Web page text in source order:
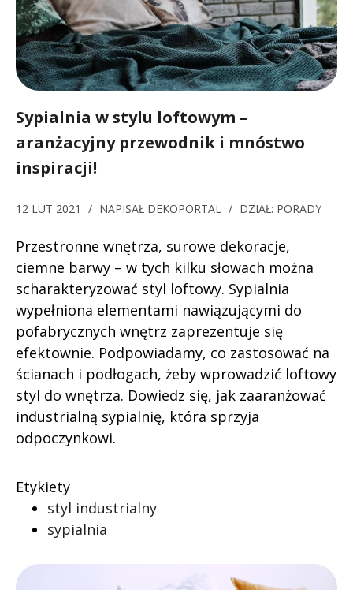
Sypialnia w stylu loftowym –
aranżacyjny przewodnik i mnóstwo
inspiracji!
12 LUT 2021 / NAPISAŁ DEKOPORTAL / DZIAŁ: PORADY
Przestronne wnętrza, surowe dekoracje,
ciemne barwy – w tych kilku słowach można
scharakteryzować styl loftowy. Sypialnia
wypełniona elementami nawiązującymi do
pofabrycznych wnętrz zaprezentuje się
efektownie. Podpowiadamy, co zastosować na
ścianach i podłogach, żeby wprowadzić loftowy
styl do wnętrza. Dowiedz się, jak zaaranżować
industrialną sypialnię, która sprzyja
odpoczynkowi.
Etykiety
styl industrialny
sypialnia